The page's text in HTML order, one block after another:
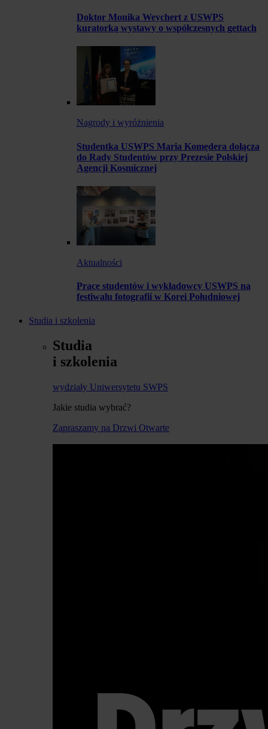
Doktor Monika Weychert z USWPS
kuratorką wystawy o współczesnych gettach
Nagrody i wyróżnienia
Studentka USWPS Maria Komędera dołącza
do Rady Studentów przy Prezesie Polskiej
Agencji Kosmicznej
Aktualności
Prace studentów i wykładowcy USWPS na
festiwalu fotografii w Korei Południowej
Studia i szkolenia
Studia
i szkolenia
wydziały Uniwersytetu SWPS
Jakie studia wybrać?
Zapraszamy na Drzwi Otwarte